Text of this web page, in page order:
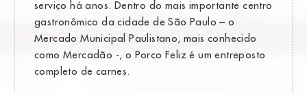
serviço há anos. Dentro do mais importante centro
gastronômico da cidade de São Paulo – o
Mercado Municipal Paulistano, mais conhecido
como Mercadão -, o Porco Feliz é um entreposto
completo de carnes.